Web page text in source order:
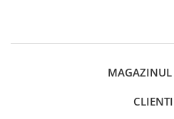
MAGAZINUL
CLIENTI